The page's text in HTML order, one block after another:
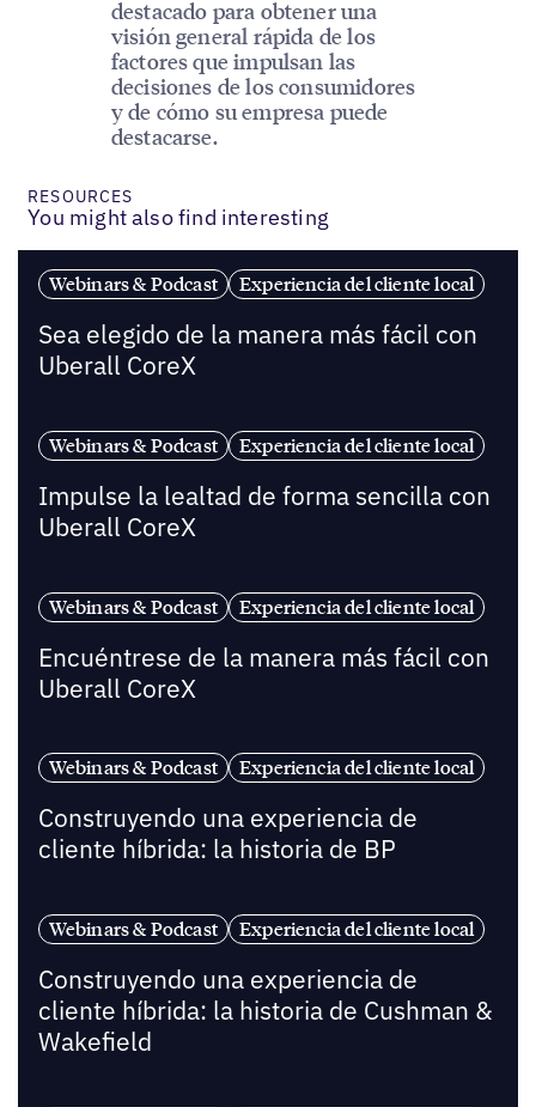
destacado para obtener una
visión general rápida de los
factores que impulsan las
decisiones de los consumidores
y de cómo su empresa puede
destacarse.
RESOURCES
You might also find interesting
Webinars & Podcast Experiencia del cliente local
Sea elegido de la manera más fácil con
Uberall CoreX
Webinars & Podcast Experiencia del cliente local
Impulse la lealtad de forma sencilla con
Uberall CoreX
Webinars & Podcast Experiencia del cliente local
Encuéntrese de la manera más fácil con
Uberall CoreX
Webinars & Podcast Experiencia del cliente local
Construyendo una experiencia de
cliente híbrida: la historia de BP
Webinars & Podcast Experiencia del cliente local
Construyendo una experiencia de
cliente híbrida: la historia de Cushman &
Wakefield